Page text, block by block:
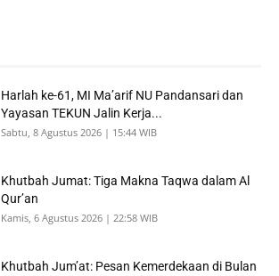
Harlah ke-61, MI Ma’arif NU Pandansari dan
Yayasan TEKUN Jalin Kerja...
Sabtu, 8 Agustus 2026 | 15:44 WIB
Khutbah Jumat: Tiga Makna Taqwa dalam Al
Qur’an
Kamis, 6 Agustus 2026 | 22:58 WIB
Khutbah Jum’at: Pesan Kemerdekaan di Bulan